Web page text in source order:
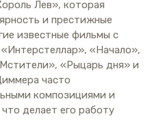
Лев», которая
и престижные
известные фильмы с
«Начало»,
«Рыцарь дня» и
часто
композициями и
делает его работу